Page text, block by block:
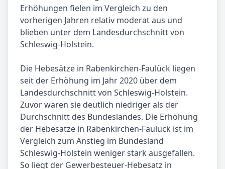
Erhöhungen fielen im Vergleich zu den
vorherigen Jahren relativ moderat aus und
blieben unter dem Landesdurchschnitt von
Schleswig-Holstein.
Die Hebesätze in Rabenkirchen-Faulück liegen
seit der Erhöhung im Jahr 2020 über dem
Landesdurchschnitt von Schleswig-Holstein.
Zuvor waren sie deutlich niedriger als der
Durchschnitt des Bundeslandes. Die Erhöhung
der Hebesätze in Rabenkirchen-Faulück ist im
Vergleich zum Anstieg im Bundesland
Schleswig-Holstein weniger stark ausgefallen.
So liegt der Gewerbesteuer-Hebesatz in